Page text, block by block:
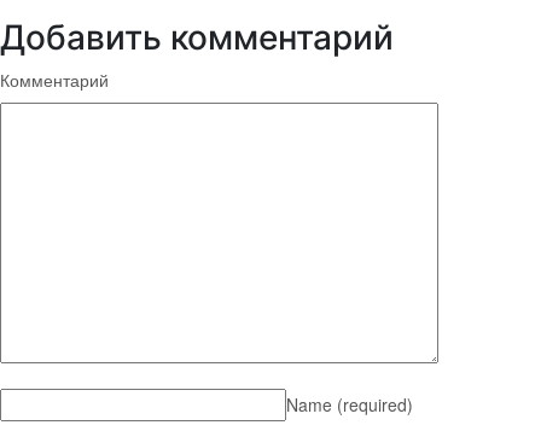
Добавить комментарий
Комментарий
Name (required)